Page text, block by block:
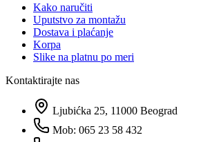
Kako naručiti
Uputstvo za montažu
Dostava i plaćanje
Korpa
Slike na platnu po meri
Kontaktirajte nas
Ljubićka 25, 11000 Beograd
Mob: 065 23 58 432